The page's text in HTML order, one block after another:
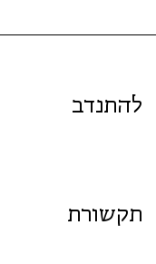
להתנדב
תקשורת